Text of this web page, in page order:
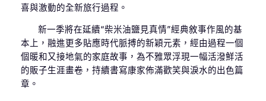
喜與激動的全新旅行過程。
新一季將在延續“柴米油鹽見真情”經典敘事作風的基
本上，融進更多貼應時代脈搏的新穎元素，經由過程一個
個暖和又接地氣的家庭故事，為不雅眾浮現一幅活潑鮮活
的販子生涯畫卷，持續書寫康家佈滿歡笑與淚水的出色篇
章。